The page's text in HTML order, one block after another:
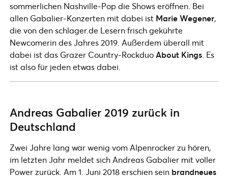
sommerlichen Nashville-Pop die Shows eröffnen. Bei
allen Gabalier-Konzerten mit dabei ist Marie Wegener,
die von den schlager.de Lesern frisch gekührte
Newcomerin des Jahres 2019. Außerdem überall mit
dabei ist das Grazer Country-RockduoAbout Kings . Es
ist also für jeden etwas dabei.
Andreas Gabalier 2019 zurück in
Deutschland
Zwei Jahre lang war wenig vom Alpenrocker zu hören,
im letzten Jahr meldet sich Andreas Gabalier mit voller
Power zurück. Am 1. Juni 2018 erschien sein brandneues